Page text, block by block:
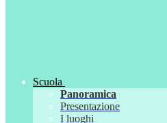
Scuola
Panoramica
Presentazione
I luoghi